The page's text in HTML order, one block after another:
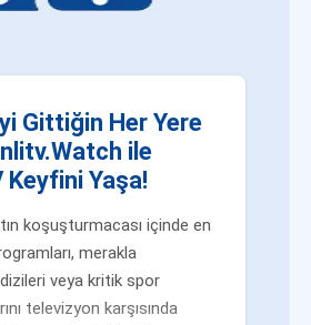
Gittiğin Her Yere
ile
Keyfini Yaşa!
koşuşturmacası içinde en
merakla
veya kritik spor
televizyon karşısında